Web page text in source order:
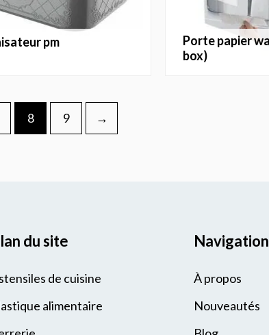
pm
porte papier wallstar (colors
box)
8 9 →
du site
de cuisine
alimentaire
Navigation
À propos
Nouveautés